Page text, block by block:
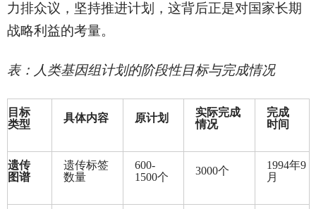
力排众议，坚持推进计划，这背后正是对国家长期
战略利益的考量。
表：人类基因组计划的阶段性目标与完成情况
目标
类型
具体内容 原计划
实际完成
情况
完成
时间
遗传
图谱
遗传标签
数量
600-
1500个
3000个 1994年9
月